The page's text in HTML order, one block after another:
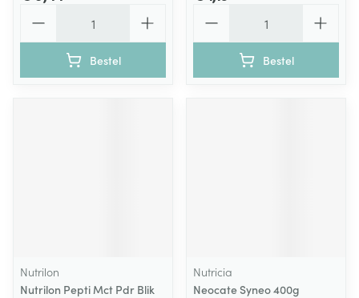
Bestel Bestel
Nutrilon
Nutrilon Pepti Mct Pdr Blik
Nutricia
Neocate Syneo 400g